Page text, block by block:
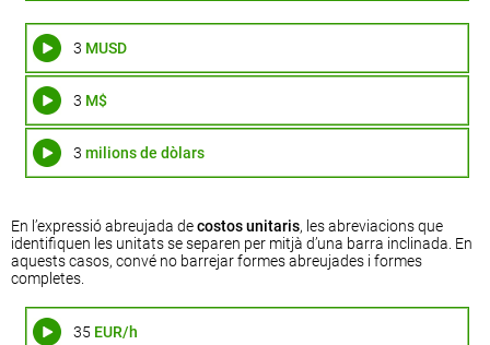
3 MUSD
3 M$
3 milions de dòlars
En l’expressió abreujada decostos unitaris, les abreviacions que
identifiquen les unitats se separen per mitjà d’una barra inclinada. En
aquests casos, convé no barrejar formes abreujades i formes
completes.
35 EUR/h